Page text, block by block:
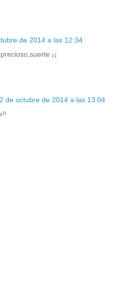
de 2014 a las 12:34
¡¡
de octubre de 2014 a las 13:04